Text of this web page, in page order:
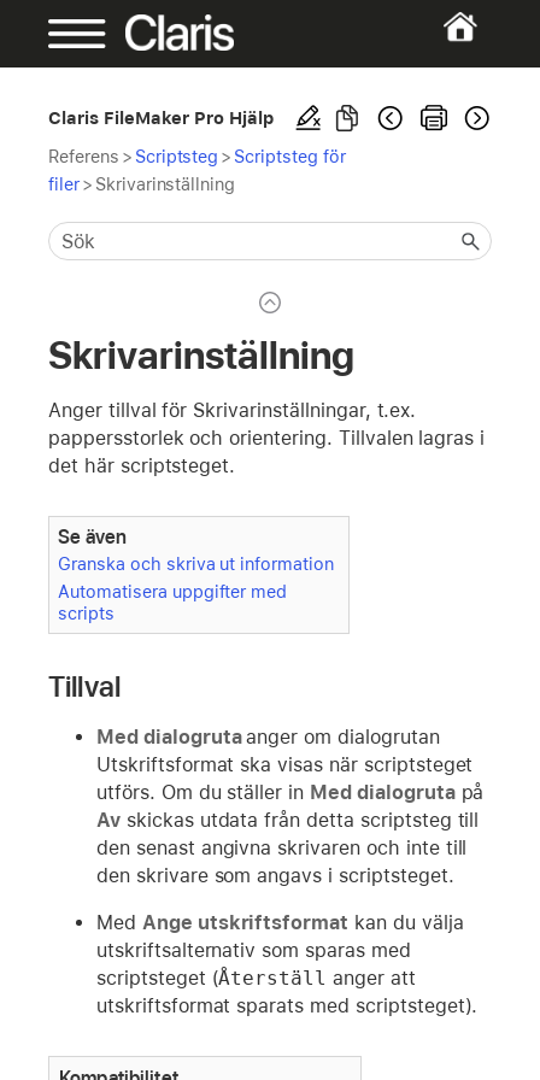
Claris FileMaker Pro Hjälp
Referens > Scriptsteg > Scriptsteg för
filer> Skrivarinställning
Skrivarinställning
Anger tillval för Skrivarinställningar, t.ex.
pappersstorlek och orientering. Tillvalen lagras i
det här scriptsteget.
Se även
Granska och skriva ut information
Automatisera uppgifter med
scripts
Tillval
Med dialogrutaanger om dialogrutan
Utskriftsformat ska visas när scriptsteget
utförs. Om du ställer in Med dialogrutapå
Avskickas utdata från detta scriptsteg till
den senast angivna skrivaren och inte till
den skrivare som angavs i scriptsteget.
Med Ange utskriftsformat kan du välja
utskriftsalternativ som sparas med
scriptsteget (Återställ anger att
utskriftsformat sparats med scriptsteget).